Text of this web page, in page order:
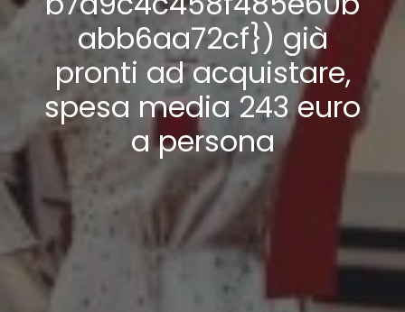
abb6aa72cf}) già
pronti ad acquistare,
spesa media 243 euro
a persona